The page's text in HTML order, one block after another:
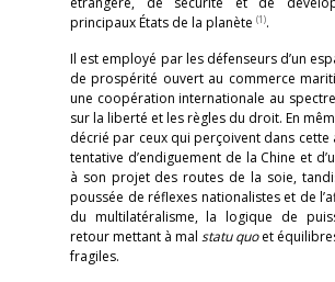
principaux États de la planète (1).
Il est employé par les défenseurs d’un
de prospérité ouvert au commerce
une coopération internationale au
sur la liberté et les règles du droit. En
décrié par ceux qui perçoivent dans cette
tentative d’endiguement de la Chine et
à son projet des routes de la soie,
poussée de réflexes nationalistes et de
du multilatéralisme, la logique de
retour mettant à mal statu quoet
fragiles.